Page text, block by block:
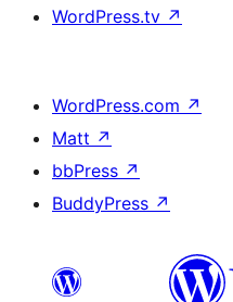
WordPress.tv ↗
WordPress.com ↗
Matt ↗
bbPress ↗
BuddyPress ↗